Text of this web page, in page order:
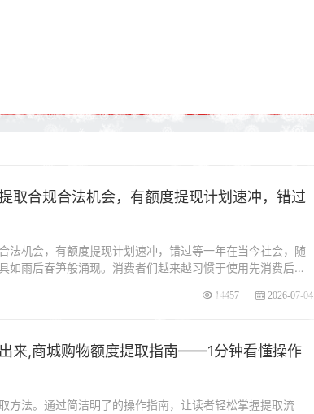
取合规合法机会，有额度提现计划速冲，错过
法机会，有额度提现计划速冲，错过等一年在当今社会，随
如雨后春笋般涌现。消费者们越来越习惯于使用先消费后付
14457 2026-07-04
来,商城购物额度提取指南——1分钟看懂操作
方法。通过简洁明了的操作指南，让读者轻松掌握提取流